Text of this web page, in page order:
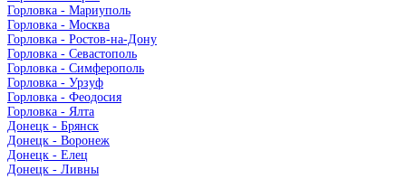
Горловка - Мариуполь
Горловка - Москва
Горловка - Ростов-на-Дону
Горловка - Севастополь
Горловка - Симферополь
Горловка - Урзуф
Горловка - Феодосия
Горловка - Ялта
Донецк - Брянск
Донецк - Воронеж
Донецк - Елец
Донецк - Ливны